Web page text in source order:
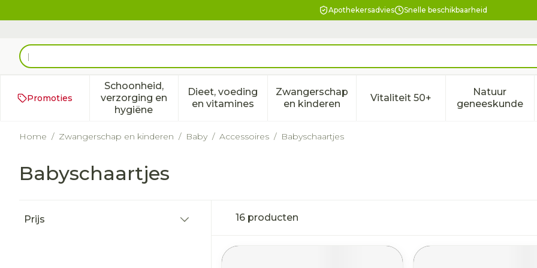
Apothekersadvies Snelle beschikbaarheid
Product, merk, categorie...
Promoties
Schoonheid,
verzorging en
hygiëne
Toon submenu voor Schoonheid, verzorging en hygiëne categorie
Dieet, voeding
en vitaminesToon submenu voor Dieet, voeding en vitamines categorie
Zwangerschap
en kinderenToon submenu voor Zwangerschap en
Vitaliteit 50+Toon submenu voor
Natuur
geneeskunde
Toon
Home / Zwangerschap en kinderen / Baby / Accessoires / Babyschaartjes
Babyschaartjes
Prijs
16 producten